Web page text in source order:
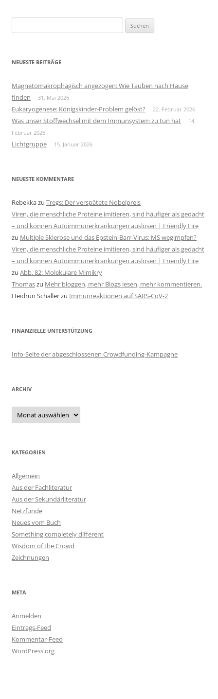
nach:
NEUESTE BEITRÄGE
Magnetomakrophagisch angezogen: Wie Tauben nach Hause
finden
31. Mai 2026
Eukaryogenese: Königskinder-Problem gelöst? 22. Februar 2026
Was unser Stoffwechsel mit dem Immunsystem zu tun hat
14.
Februar 2026
Lichtgruppe 15. Januar 2026
NEUESTE KOMMENTARE
Rebekkazu Tregs: Der verspätete Nobelpreis
Viren, die menschliche Proteine imitieren, sind häufiger als gedacht
– und können Autoimmunerkrankungen auslösen | Friendly Fire
zu Multiple Sklerose und das Epstein-Barr-Virus: MS wegimpfen?
Viren, die menschliche Proteine imitieren, sind häufiger als gedacht
– und können Autoimmunerkrankungen auslösen | Friendly Fire
zu Abb. 82: Molekulare Mimikry
Thomaszu Mehr bloggen, mehr Blogs lesen, mehr kommentieren.
Heidrun Schallerzu Immunreaktionen auf SARS-CoV-2
FINANZIELLE UNTERSTÜTZUNG
Info-Seite der abgeschlossenen Crowdfunding-Kampagne
ARCHIV
Archiv
KATEGORIEN
Allgemein
Aus der Fachliteratur
Aus der Sekundärliteratur
Netzfunde
Neues vom Buch
Something completely different
Wisdom of the Crowd
Zeichnungen
META
Anmelden
Eintrags-Feed
Kommentar-Feed
WordPress.org